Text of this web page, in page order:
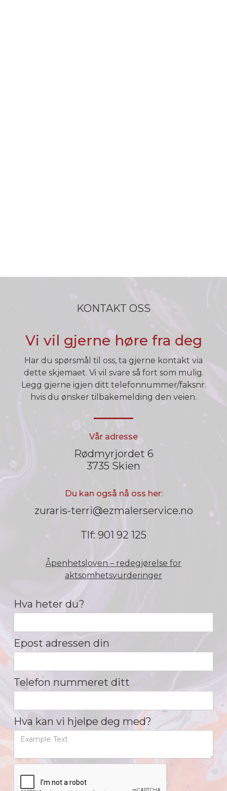
KONTAKT OSS
Vi vil gjerne høre fra deg
Har du spørsmål til oss, ta gjerne kontakt via
dette skjemaet. Vi vil svare så fort som mulig.
Legg gjerne igjen ditt telefonnummer/faksnr.
hvis du ønsker tilbakemelding den veien.
Vår adresse
Rødmyrjordet 6
3735 Skien
Du kan også nå oss her:
zuraris-terri@ezmalerservice.no
Tlf: 901 92 125
Åpenhetsloven – redegjørelse for
aktsomhetsvurderinger
Hva heter du?
Epost adressen din
Telefon nummeret ditt
Hva kan vi hjelpe deg med?